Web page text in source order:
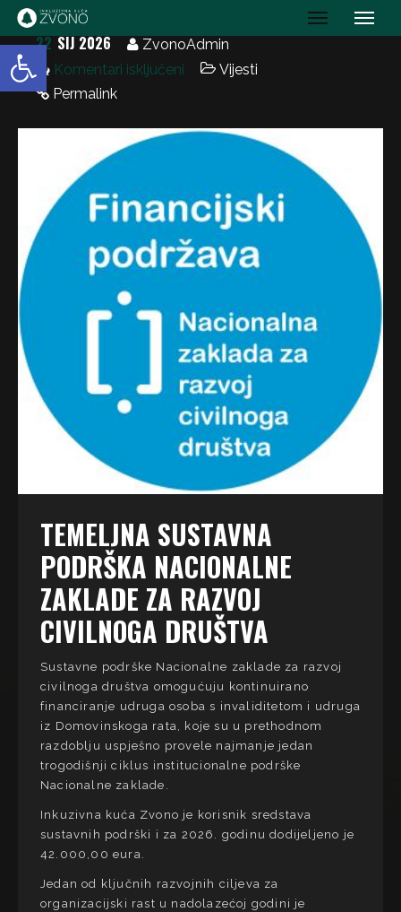
Open toolbar IK Zvono
22 SIJ 2026
ZvonoAdmin
Komentari isključeni
Vijesti
Permalink
TEMELJNA SUSTAVNA
PODRŠKA NACIONALNE
ZAKLADE ZA RAZVOJ
CIVILNOGA DRUŠTVA
Sustavne podrške Nacionalne zaklade za razvoj
civilnoga društva omogućuju kontinuirano
financiranje udruga osoba s invaliditetom i udruga
iz Domovinskoga rata, koje su u prethodnom
razdoblju uspješno provele najmanje jedan
trogodišnji ciklus institucionalne podrške
Nacionalne zaklade.
Inkuzivna kuća Zvono je korisnik sredstava
sustavnih podrški i za 2026. godinu dodijeljeno je
42.000,00 eura.
Jedan od ključnih razvojnih ciljeva za
organizacijski rast u nadolazećoj godini je